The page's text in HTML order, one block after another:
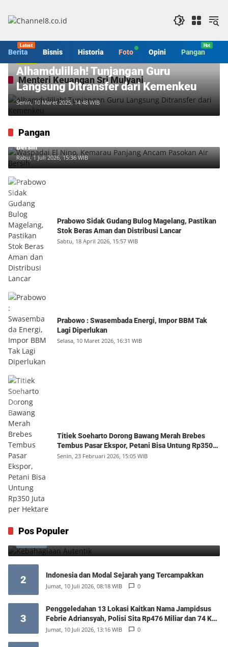
konten
Berita Bisnis Historia Foto Opini Pangan
Menteri Keuangan Sri Mulyani
Alhamdulillah! Tunjangan Guru
Langsung Ditransfer dari Kemenkeu
Senin, 10 Maret 2025, 14:48 WIB
Pangan
Waspadai El Nino, Kemarau Panjang Ancam Pasokan Air
Bersih
Rabu, 1 Juli 2026, 15:36 WIB
Prabowo Sidak Gudang Bulog Magelang, Pastikan
Stok Beras Aman dan Distribusi Lancar
Sabtu, 18 April 2026, 15:57 WIB
Prabowo : Swasembada Energi, Impor BBM Tak
Lagi Diperlukan
Selasa, 10 Maret 2026, 16:31 WIB
Titiek Soeharto Dorong Bawang Merah Brebes
Tembus Pasar Ekspor, Petani Bisa Untung Rp350
Juta per Hektare
Senin, 23 Februari 2026, 15:05 WIB
Pos Populer
1 Kebahagiaan Autentik
2 Indonesia dan Modal Sejarah yang Tercampakkan
Jumat, 10 Juli 2026, 08:18 WIB 0
3
Penggeledahan 13 Lokasi Kaitkan Nama Jampidsus
Febrie Adriansyah, Polisi Sita Rp476 Miliar dan 74 Kg
Emas
Jumat, 10 Juli 2026, 13:16 WIB 0